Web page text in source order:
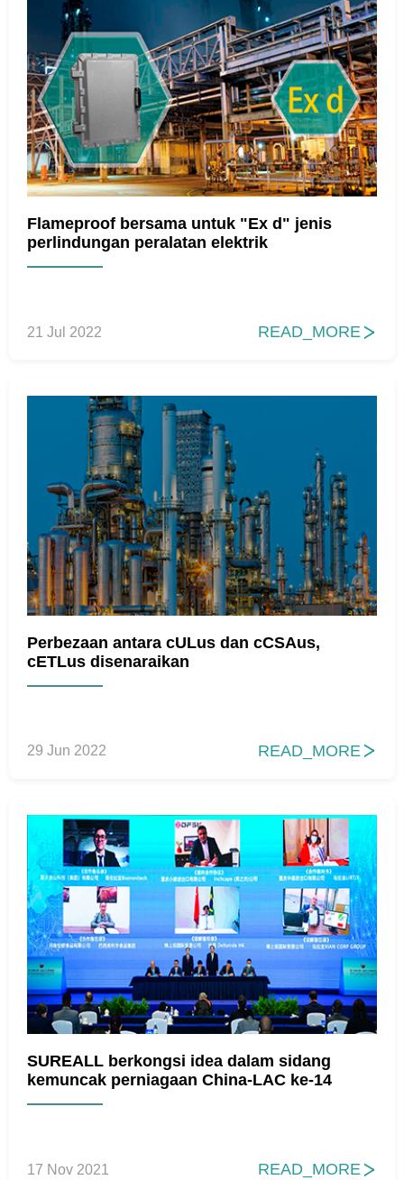
Flameproof bersama untuk "Ex d" jenis
perlindungan peralatan elektrik
21 Jul 2022 READ_MORE 
Perbezaan antara cULus dan cCSAus,
cETLus disenaraikan
29 Jun 2022 READ_MORE 
SUREALL berkongsi idea dalam sidang
kemuncak perniagaan China-LAC ke-14
17 Nov 2021 READ_MORE 